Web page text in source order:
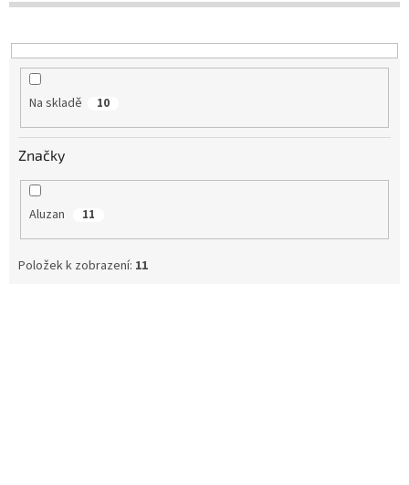
o
u
Na skladě 10
Značky
Aluzan 11
Položek k zobrazení: 11